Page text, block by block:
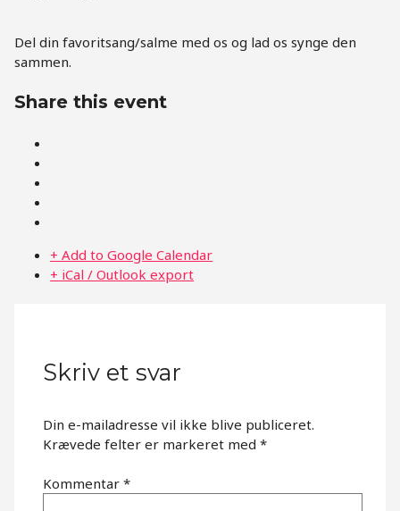
Del din favoritsang/salme med os og lad os synge den
sammen.
Share this event
+ Add to Google Calendar
+ iCal / Outlook export
Skriv et svar
Din e-mailadresse vil ikke blive publiceret.
Krævede felter er markeret med*
Kommentar*